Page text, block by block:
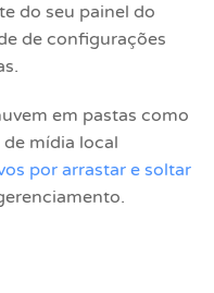
do seu painel do
de configurações
em pastas como
mídia local
por arrastar e soltar